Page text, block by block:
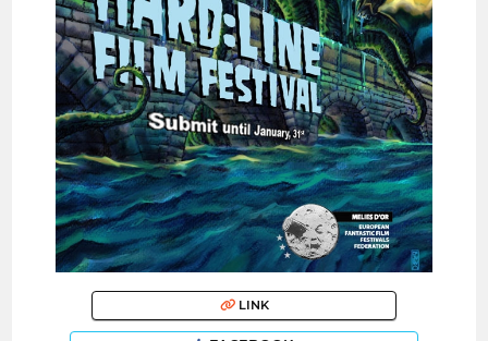
LINK